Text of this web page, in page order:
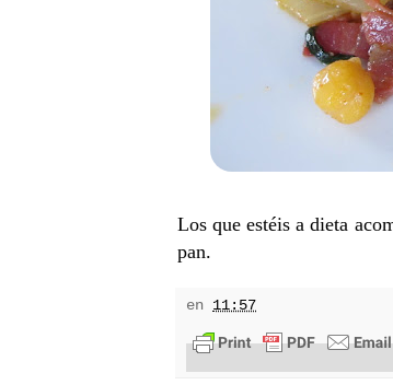
Los que estéis a dieta
pan.
en 11:57